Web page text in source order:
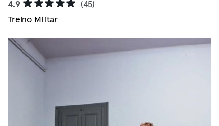
4.9
(45)
Treino Militar